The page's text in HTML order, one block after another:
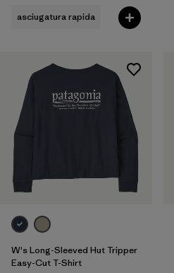
asciugatura rapida
W's Long-Sleeved Hut Tripper
Easy-Cut T-Shirt